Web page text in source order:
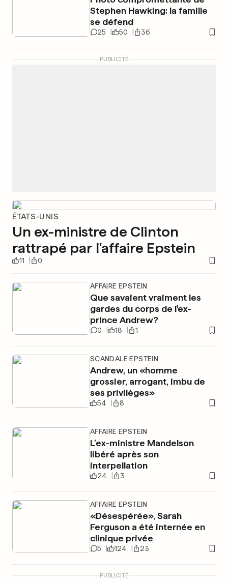
Stephen Hawking: la famille
se défend
25 50 36
PUBLICITÉ
ÉTATS-UNIS
Un ex-ministre de Clinton
rattrapé par l'affaire Epstein
11 0
AFFAIRE EPSTEIN
Que savaient vraiment les
gardes du corps de l'ex-
prince Andrew?
0 18 1
SCANDALE EPSTEIN
Andrew, un «homme
grossier, arrogant, imbu de
ses privilèges»
54 8
AFFAIRE EPSTEIN
L’ex-ministre Mandelson
libéré après son
interpellation
24 3
AFFAIRE EPSTEIN
«Désespérée», Sarah
Ferguson a été internée en
clinique privée
5 124 23
PUBLICITÉ